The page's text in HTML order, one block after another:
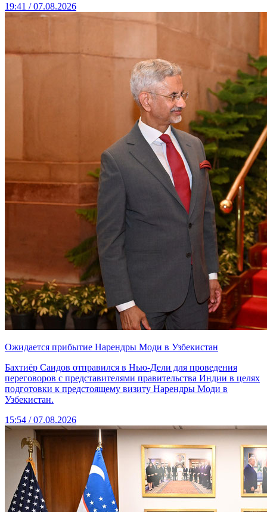
19:41 / 07.08.2026
Ожидается прибытие Нарендры Моди в Узбекистан
Бахтиёр Саидов отправился в Нью-Дели для проведения
переговоров с представителями правительства Индии в целях
подготовки к предстоящему визиту Нарендры Моди в
Узбекистан.
15:54 / 07.08.2026